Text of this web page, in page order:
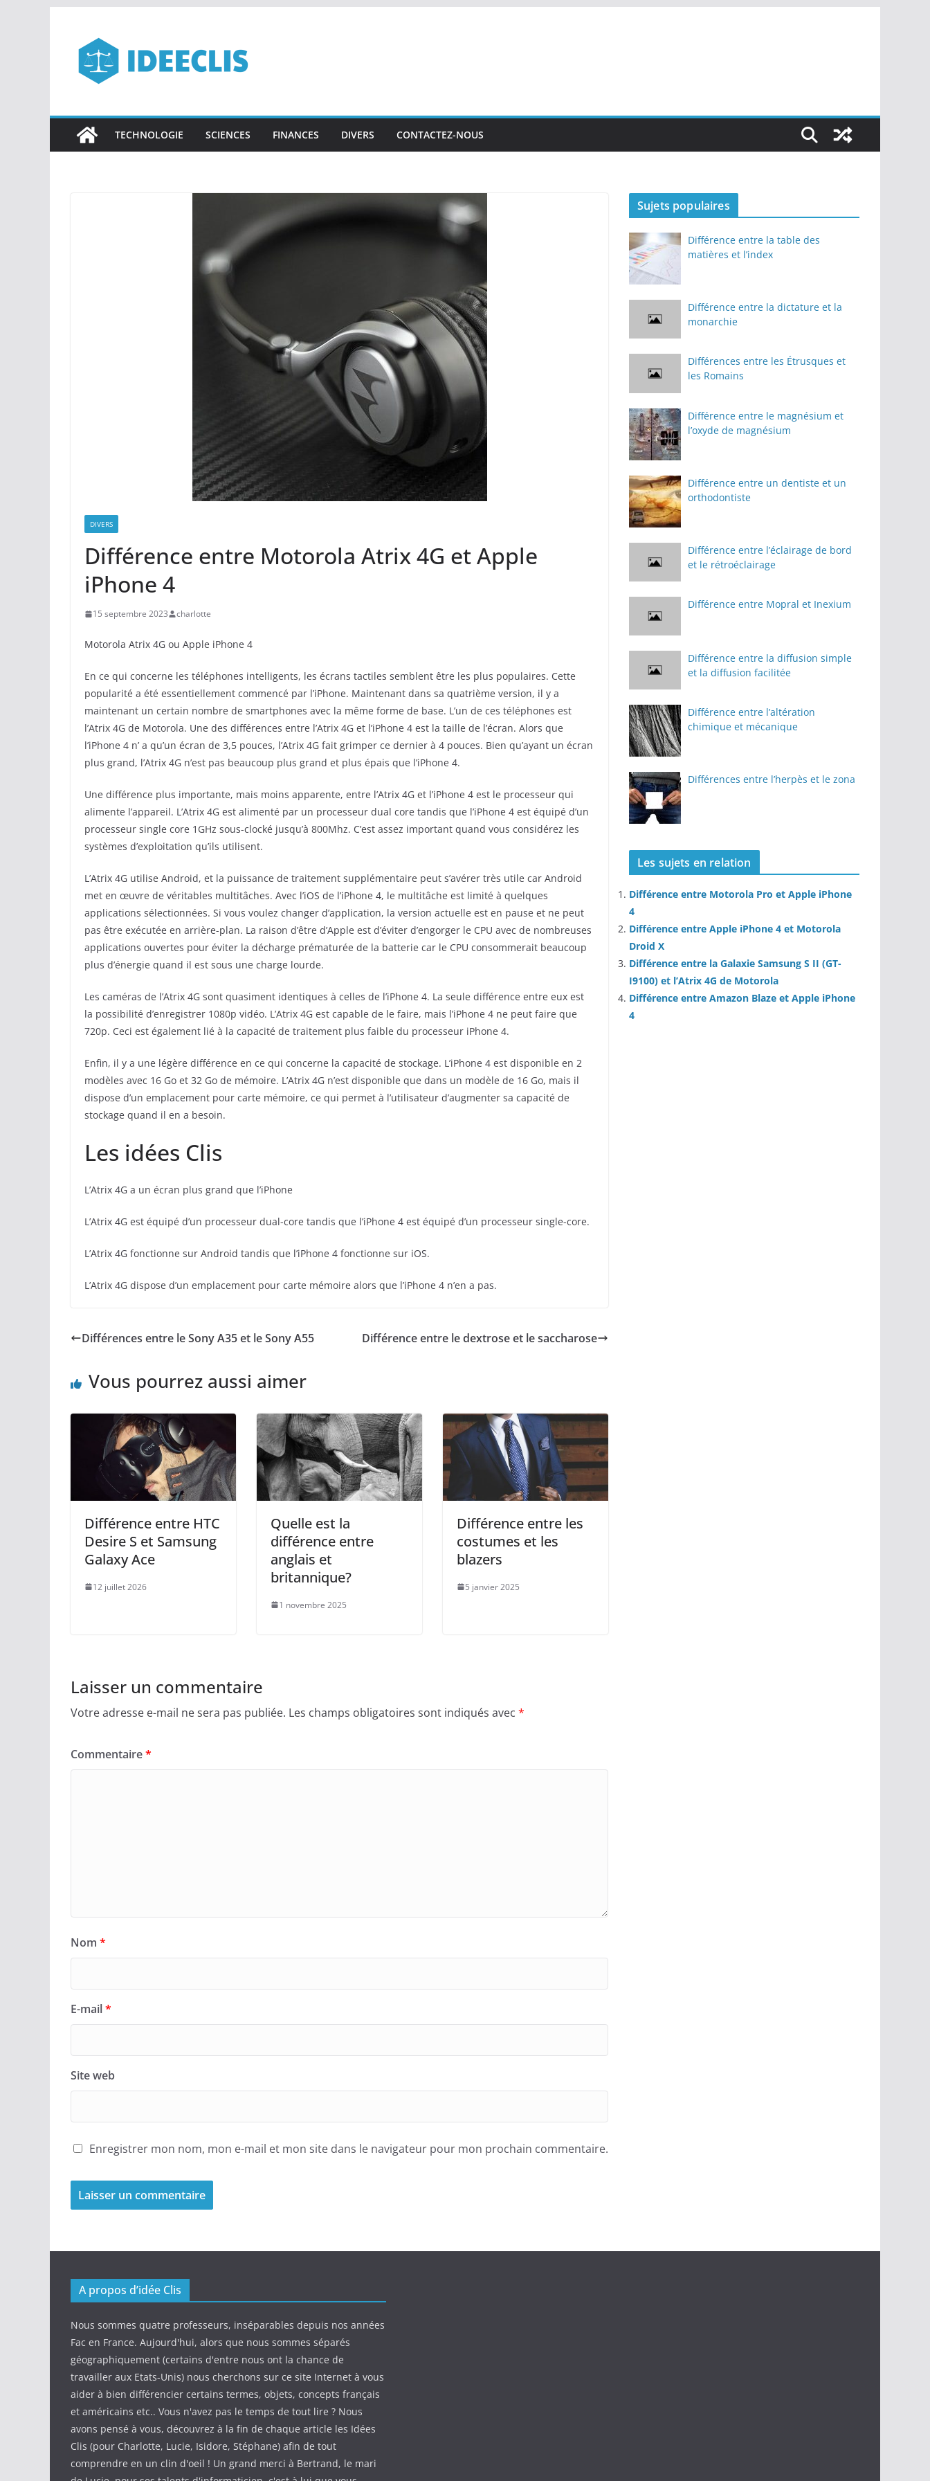
contenu
TECHNOLOGIE SCIENCES FINANCES DIVERS CONTACTEZ-NOUS
DIVERS
Différence entre Motorola Atrix 4G et Apple
iPhone 4
15 septembre 2023 charlotte
Motorola Atrix 4G ou Apple iPhone 4
En ce qui concerne les téléphones intelligents, les écrans tactiles semblent être les plus populaires. Cette
popularité a été essentiellement commencé par l’iPhone. Maintenant dans sa quatrième version, il y a
maintenant un certain nombre de smartphones avec la même forme de base. L’un de ces téléphones est
l’Atrix 4G de Motorola. Une des différences entre l’Atrix 4G et l’iPhone 4 est la taille de l’écran. Alors que
l’iPhone 4 n’ a qu’un écran de 3,5 pouces, l’Atrix 4G fait grimper ce dernier à 4 pouces. Bien qu’ayant un écran
plus grand, l’Atrix 4G n’est pas beaucoup plus grand et plus épais que l’iPhone 4.
Une différence plus importante, mais moins apparente, entre l’Atrix 4G et l’iPhone 4 est le processeur qui
alimente l’appareil. L’Atrix 4G est alimenté par un processeur dual core tandis que l’iPhone 4 est équipé d’un
processeur single core 1GHz sous-clocké jusqu’à 800Mhz. C’est assez important quand vous considérez les
systèmes d’exploitation qu’ils utilisent.
L’Atrix 4G utilise Android, et la puissance de traitement supplémentaire peut s’avérer très utile car Android
met en œuvre de véritables multitâches. Avec l’iOS de l’iPhone 4, le multitâche est limité à quelques
applications sélectionnées. Si vous voulez changer d’application, la version actuelle est en pause et ne peut
pas être exécutée en arrière-plan. La raison d’être d’Apple est d’éviter d’engorger le CPU avec de nombreuses
applications ouvertes pour éviter la décharge prématurée de la batterie car le CPU consommerait beaucoup
plus d’énergie quand il est sous une charge lourde.
Les caméras de l’Atrix 4G sont quasiment identiques à celles de l’iPhone 4. La seule différence entre eux est
la possibilité d’enregistrer 1080p vidéo. L’Atrix 4G est capable de le faire, mais l’iPhone 4 ne peut faire que
720p. Ceci est également lié à la capacité de traitement plus faible du processeur iPhone 4.
Enfin, il y a une légère différence en ce qui concerne la capacité de stockage. L’iPhone 4 est disponible en 2
modèles avec 16 Go et 32 Go de mémoire. L’Atrix 4G n’est disponible que dans un modèle de 16 Go, mais il
dispose d’un emplacement pour carte mémoire, ce qui permet à l’utilisateur d’augmenter sa capacité de
stockage quand il en a besoin.
Les idées Clis
L’Atrix 4G a un écran plus grand que l’iPhone
L’Atrix 4G est équipé d’un processeur dual-core tandis que l’iPhone 4 est équipé d’un processeur single-core.
L’Atrix 4G fonctionne sur Android tandis que l’iPhone 4 fonctionne sur iOS.
L’Atrix 4G dispose d’un emplacement pour carte mémoire alors que l’iPhone 4 n’en a pas.
Différences entre le Sony A35 et le Sony A55 Différence entre le dextrose et le saccharose
Vous pourrez aussi aimer
Différence entre HTC
Desire S et Samsung
Galaxy Ace
12 juillet 2026
Quelle est la
différence entre
anglais et
britannique?
1 novembre 2025
Différence entre les
costumes et les
blazers
5 janvier 2025
Laisser un commentaire
Votre adresse e-mail ne sera pas publiée. Les champs obligatoires sont indiqués avec *
Commentaire*
Nom *
E-mail*
Site web
Enregistrer mon nom, mon e-mail et mon site dans le navigateur pour mon prochain commentaire.
Sujets populaires
Différence entre la table des
matières et l’index
Différence entre la dictature et la
monarchie
Différences entre les Étrusques et
les Romains
Différence entre le magnésium et
l’oxyde de magnésium
Différence entre un dentiste et un
orthodontiste
Différence entre l’éclairage de bord
et le rétroéclairage
Différence entre Mopral et Inexium
Différence entre la diffusion simple
et la diffusion facilitée
Différence entre l’altération
chimique et mécanique
Différences entre l’herpès et le zona
Les sujets en relation
Différence entre Motorola Pro et Apple iPhone
4
Différence entre Apple iPhone 4 et Motorola
Droid X
Différence entre la Galaxie Samsung S II (GT-
I9100) et l’Atrix 4G de Motorola
Différence entre Amazon Blaze et Apple iPhone
4
A propos d’idée Clis
Nous sommes quatre professeurs, inséparables depuis nos années
Fac en France. Aujourd'hui, alors que nous sommes séparés
géographiquement (certains d'entre nous ont la chance de
travailler aux Etats-Unis) nous cherchons sur ce site Internet à vous
aider à bien différencier certains termes, objets, concepts français
et américains etc.. Vous n'avez pas le temps de tout lire ? Nous
avons pensé à vous, découvrez à la fin de chaque article les Idées
Clis (pour Charlotte, Lucie, Isidore, Stéphane) afin de tout
comprendre en un clin d'oeil ! Un grand merci à Bertrand, le mari